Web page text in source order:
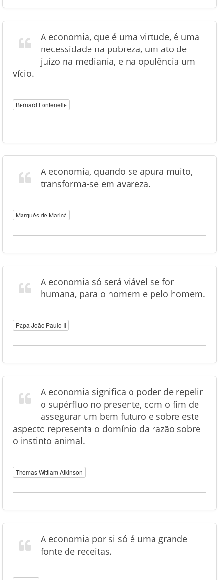
A economia, que é uma virtude, é uma
necessidade na pobreza, um ato de
juízo na mediania, e na opulência um
vício.
Bernard Fontenelle
A economia, quando se apura muito,
transforma-se em avareza.
Marquês de Maricá
A economia só será viável se for
humana, para o homem e pelo homem.
Papa João Paulo II
A economia significa o poder de repelir
o supérfluo no presente, com o fim de
assegurar um bem futuro e sobre este
aspecto representa o domínio da razão sobre
o instinto animal.
Thomas Wittlam Atkinson
A economia por si só é uma grande
fonte de receitas.